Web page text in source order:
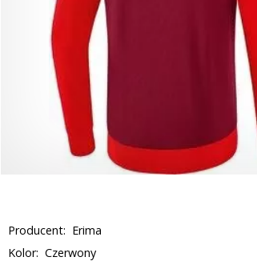
Producent: Erima
Kolor: Czerwony